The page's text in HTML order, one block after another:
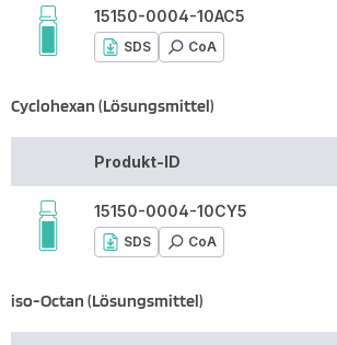
15150-0004-10AC5
SDS CoA
Cyclohexan (Lösungsmittel)
Produkt-ID
15150-0004-10CY5
SDS CoA
iso-Octan (Lösungsmittel)